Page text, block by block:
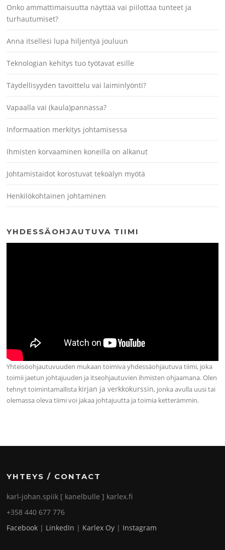
Onko ammattimaisuutta näyttää vai piilottaa tunteet ja
turhautumiset?
Anna itsellesi lupa hiljentyä jouluun
Teknologian kehitys tuo työtavat esille
Täydellisyyden tavoittelu vai laiminlyönti?
Vapaalla vai (kaula)pannassa?
Informaation merkitys johtamisessa
Ihmisten korvaaminen koneilla on alkanut
Johtamistaidot korostuvat tekoälyn myötä
Henkilökohtainen johtaminen
YHDESSÄOHJAUTUVA TIIMI
Yhteisöohjautuvuuden mukaan toimiva yhdessäohjautuva tiimi, joka
toimii jaetun johtajuuden ja itseohjautuvien ihmisten ohjaamana. Olen
tehnyt toimintamallista kirjan ja verkkokurssin, jonka avulla uusi tai
olemassa oleva tiimi voi jakaa johtajuutta ja toimia ketterämmin.
YHTEYS / CONTACT
karl-johan.spiik [ kanelbulle ] karlex.fi
+358 440 677 776
Facebook | LinkedIn | Karlex Oy | Instagram